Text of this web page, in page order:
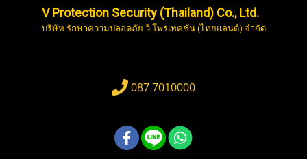
V Protection Security (Thailand) Co., Ltd.
บริษัท รักษาความปลอดภัย วี โพรเทคชั่น (ไทยแลนด์) จำกัด
087 7010000